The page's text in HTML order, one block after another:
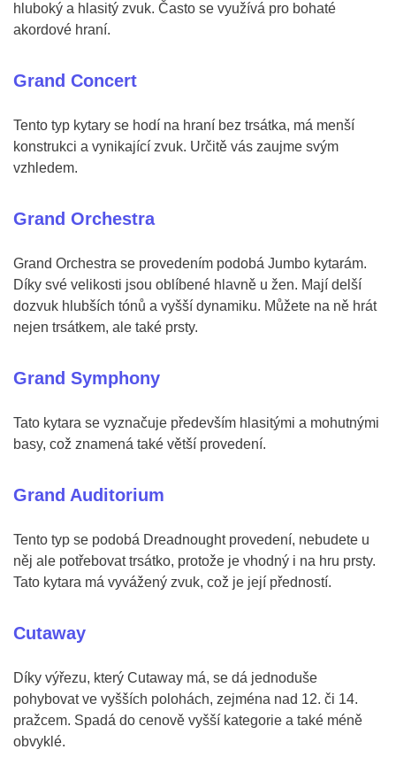
hluboký a hlasitý zvuk. Často se využívá pro bohaté
akordové hraní.
Grand Concert
Tento typ kytary se hodí na hraní bez trsátka, má menší
konstrukci a vynikající zvuk. Určitě vás zaujme svým
vzhledem.
Grand Orchestra
Grand Orchestra se provedením podobá Jumbo kytarám.
Díky své velikosti jsou oblíbené hlavně u žen. Mají delší
dozvuk hlubších tónů a vyšší dynamiku. Můžete na ně hrát
nejen trsátkem, ale také prsty.
Grand Symphony
Tato kytara se vyznačuje především hlasitými a mohutnými
basy, což znamená také větší provedení.
Grand Auditorium
Tento typ se podobá Dreadnought provedení, nebudete u
něj ale potřebovat trsátko, protože je vhodný i na hru prsty.
Tato kytara má vyvážený zvuk, což je její předností.
Cutaway
Díky výřezu, který Cutaway má, se dá jednoduše
pohybovat ve vyšších polohách, zejména nad 12. či 14.
pražcem. Spadá do cenově vyšší kategorie a také méně
obvyklé.